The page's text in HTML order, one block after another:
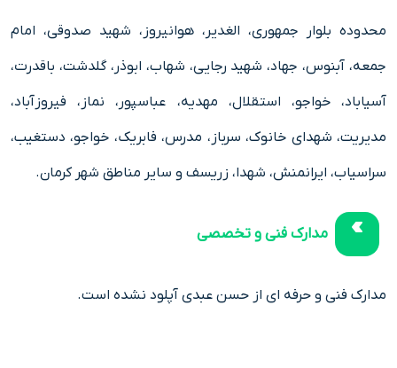
محدوده بلوار جمهوری، الغدیر، هوانیروز، شهید صدوقی، امام
جمعه، آبنوس، جهاد، شهید رجایی، شهاب، ابوذر، گلدشت، باقدرت،
آسیاباد، خواجو، استقلال، مهدیه، عباسپور، نماز، فیروزآباد،
مدیریت، شهدای خانوک، سرباز، مدرس، فابریک، خواجو، دستغیب،
سراسیاب، ایرانمنش، شهدا، زریسف و سایر مناطق شهر کرمان.
مدارک فنی و تخصصی
مدارک فنی و حرفه ای از حسن عبدی آپلود نشده است.